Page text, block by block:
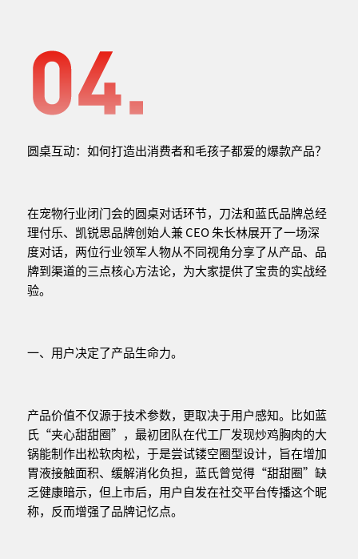
圆桌互动：如何打造出消费者和毛孩子都爱的爆款产品？
在宠物行业闭门会的圆桌对话环节，刀法和蓝氏品牌总经
理付乐、凯锐思品牌创始人兼 CEO 朱长林展开了一场深
度对话，两位行业领军人物从不同视角分享了从产品、品
牌到渠道的三点核心方法论，为大家提供了宝贵的实战经
验。
一、用户决定了产品生命力。
产品价值不仅源于技术参数，更取决于用户感知。比如蓝
氏“夹心甜甜圈”，最初团队在代工厂发现炒鸡胸肉的大
锅能制作出松软肉松，于是尝试镂空圈型设计，旨在增加
胃液接触面积、缓解消化负担，蓝氏曾觉得“甜甜圈”缺
乏健康暗示，但上市后，用户自发在社交平台传播这个昵
称，反而增强了品牌记忆点。